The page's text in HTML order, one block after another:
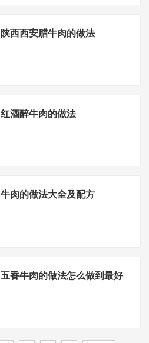
陕西西安腊牛肉的做法
红酒醉牛肉的做法
牛肉的做法大全及配方
五香牛肉的做法怎么做到最好